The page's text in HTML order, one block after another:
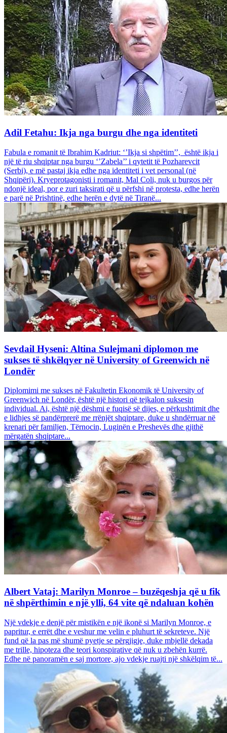
Adil Fetahu: Ikja nga burgu dhe nga identiteti
Fabula e romanit të Ibrahim Kadriut: ‘’Ikja si shpëtim’’, është ikja i
një të riu shqiptar nga burgu ‘’Zabela’’ i qytetit të Pozharevcit
(Serbi), e më pastaj ikja edhe nga identiteti i vet personal (në
Shqipëri). Kryeprotagonisti i romanit, Mal Coli, nuk u burgos për
ndonjë ideal, por e zuri taksirati që u përfshi në protesta, edhe herën
e parë në Prishtinë, edhe herën e dytë në Tiranë...
Sevdail Hyseni: Altina Sulejmani diplomon me
sukses të shkëlqyer në University of Greenwich në
Londër
Diplomimi me sukses në Fakultetin Ekonomik të University of
Greenwich në Londër, është një histori që tejkalon suksesin
individual. Ai, është një dëshmi e fuqisë së dijes, e përkushtimit dhe
e lidhjes së pandërprerë me rrënjët shqiptare, duke u shndërruar në
krenari për familjen, Tërnocin, Luginën e Preshevës dhe gjithë
mërgatën shqiptare...
Albert Vataj: Marilyn Monroe – buzëqeshja që u fik
në shpërthimin e një ylli, 64 vite që ndaluan kohën
Një vdekje e denjë për mistikën e një ikonë si Marilyn Monroe, e
papritur, e errët dhe e veshur me velin e pluhurt të sekreteve. Një
fund që la pas më shumë pyetje se përgjigje, duke mbjellë dekada
me trille, hipoteza dhe teori konspirative që nuk u zbehën kurrë.
Edhe në panoramën e saj mortore, ajo vdekje ruajti një shkëlqim të...